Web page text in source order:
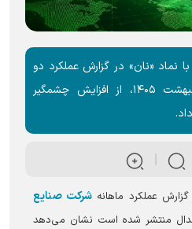
نماد «نان» در گزارش عملکرد دو
ماهه منتهی به پایان اردیبهشت ۱۴۰۵، از افزایش چشمگیر
عملکرد ماهانه شرکت صنایع
منتشر شده است نشان می‌دهد